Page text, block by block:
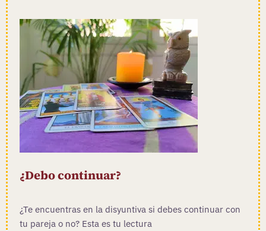
¿Debo continuar?
¿Te encuentras en la disyuntiva si debes continuar con
tu pareja o no? Esta es tu lectura